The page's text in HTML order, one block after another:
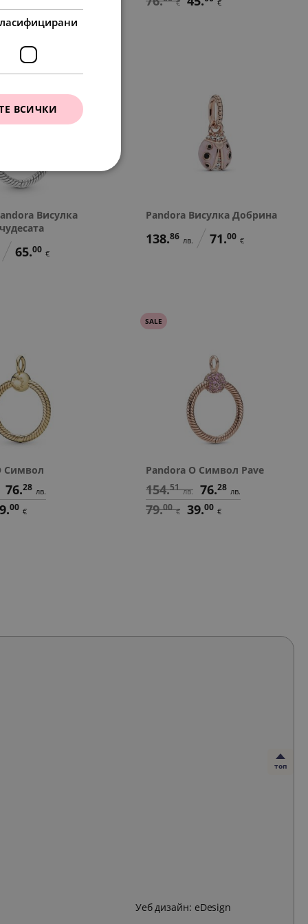
€ €
Висулка
65.00 €
Pandora Висулка Добрина
138.86 лв. 71.00 €
Символ
76.28 лв.
00 €
SALE
Pandora O Символ Pave
154.51 лв. 76.28 лв.
79.00 € 39.00 €
топ
Уеб дизайн: eDesign
ВСИЧКИ